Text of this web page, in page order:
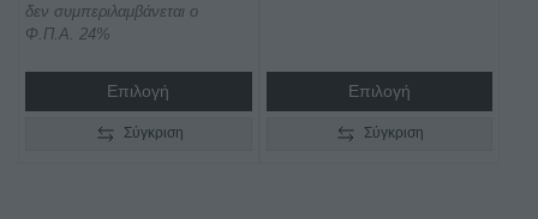
δεν συμπεριλαμβάνεται ο
Φ.Π.Α. 24%
Επιλογή
προϊόντος
Σύγκριση
Επιλογή
Σύγκριση